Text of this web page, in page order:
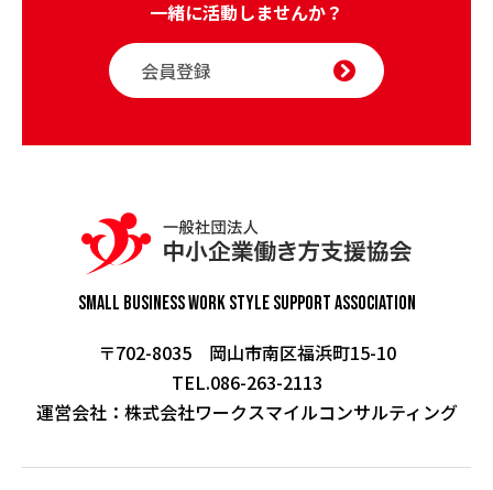
一緒に活動しませんか？
会員登録
Small Business Work StyleSupport Association
〒702-8035 岡山市南区福浜町15-10
TEL.086-263-2113
運営会社： 株式会社ワークスマイルコンサルティング